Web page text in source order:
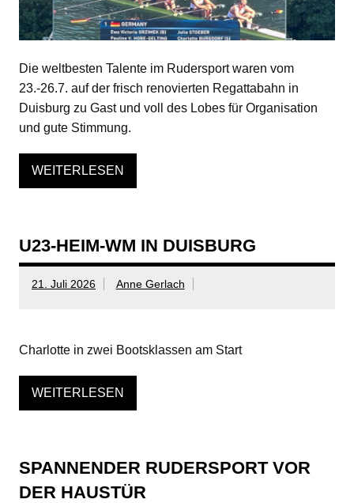
Die weltbesten Talente im Rudersport waren vom
23.-26.7. auf der frisch renovierten Regattabahn in
Duisburg zu Gast und voll des Lobes für Organisation
und gute Stimmung.
WEITERLESEN
U23-HEIM-WM IN DUISBURG
21. Juli 2026 Anne Gerlach
Charlotte in zwei Bootsklassen am Start
WEITERLESEN
SPANNENDER RUDERSPORT VOR
DER HAUSTÜR